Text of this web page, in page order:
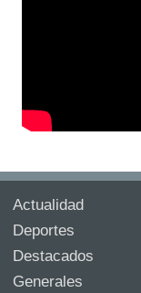
Actualidad
Deportes
Destacados
Generales